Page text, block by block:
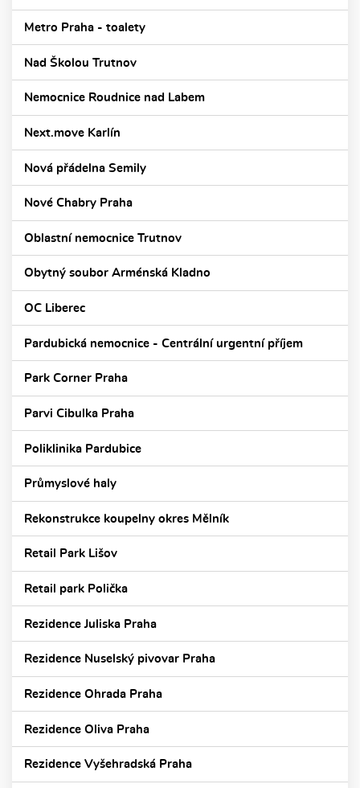
Metro Praha - toalety
Nad Školou Trutnov
Nemocnice Roudnice nad Labem
Next.move Karlín
Nová přádelna Semily
Nové Chabry Praha
Oblastní nemocnice Trutnov
Obytný soubor Arménská Kladno
OC Liberec
Pardubická nemocnice - Centrální urgentní příjem
Park Corner Praha
Parvi Cibulka Praha
Poliklinika Pardubice
Průmyslové haly
Rekonstrukce koupelny okres Mělník
Retail Park Lišov
Retail park Polička
Rezidence Juliska Praha
Rezidence Nuselský pivovar Praha
Rezidence Ohrada Praha
Rezidence Oliva Praha
Rezidence Vyšehradská Praha